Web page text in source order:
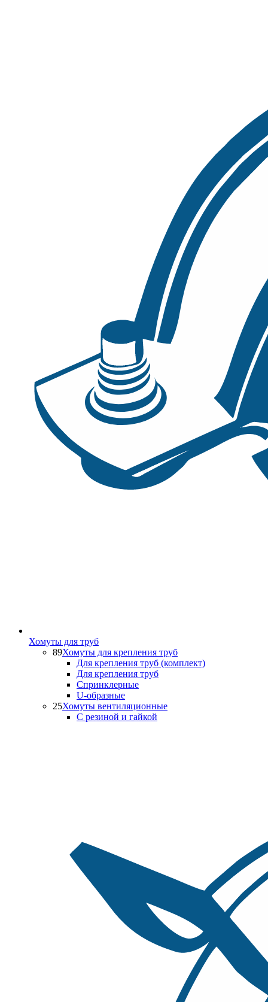
Хомуты для труб
89Хомуты для крепления труб
Для крепления труб (комплект)
Для крепления труб
Спринклерные
U-образные
25Хомуты вентиляционные
С резиной и гайкой